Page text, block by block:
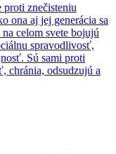
znečisteniu
ona aj jej generácia sa
celom svete bojujú
spravodlivosť,
Sú sami proti
chránia, odsudzujú a